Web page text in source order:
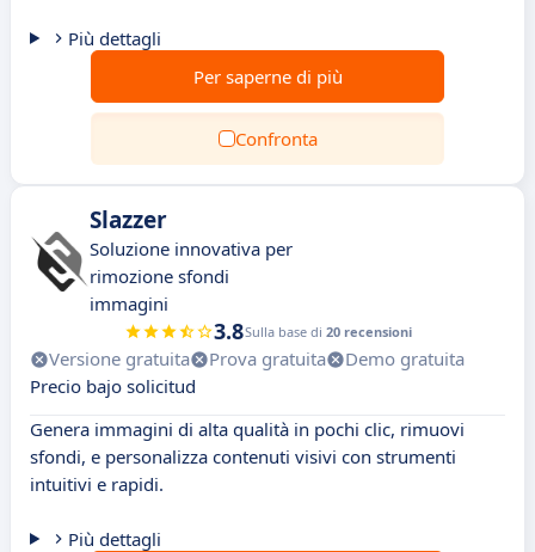
Più dettagli
Per saperne di più
Confronta
Slazzer
Soluzione innovativa per
rimozione sfondi
immagini
3.8Sulla base di 20 recensioni
Versione gratuita Prova gratuita
Demo gratuita
Precio bajo solicitud
Genera immagini di alta qualità in pochi clic, rimuovi
sfondi, e personalizza contenuti visivi con strumenti
intuitivi e rapidi.
Più dettagli